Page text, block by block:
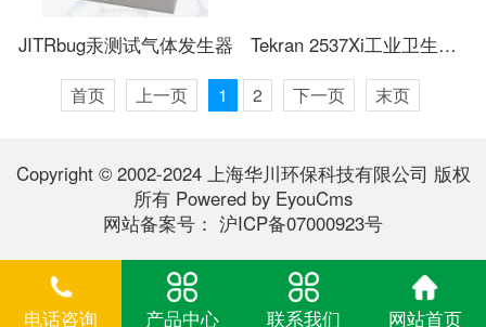
JITRbug汞测试气体发生器 Tekran 2537Xi工业卫生监测仪
首页 上一页 1 2 下一页 末页
Copyright © 2002-2024 上海华川环保科技有限公司 版权
所有 Powered by EyouCms
网站备案号： 沪ICP备07000923号
电话咨询 产品中心 联系我们 网站首页